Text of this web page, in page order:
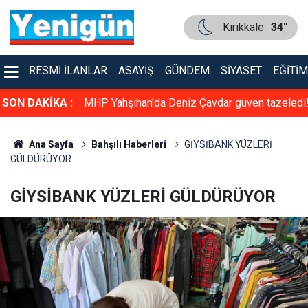
Kırıkkale 34°
RESMI İLANLAR ASAYIŞ GÜNDEM SIYASET EĞITIM
SON DAKİKA :
tazeledi! Konser gibi sünnet düğünü: Kırıkkale bu
Ana Sayfa Bahşılı Haberleri
GİYSİBANK YÜZLERİ
GÜLDÜRÜYOR
GİYSİBANK YÜZLERİ GÜLDÜRÜYOR